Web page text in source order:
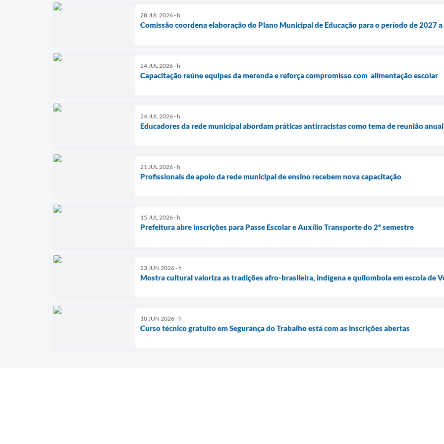
28 JUL 2026 - h
Comissão coordena elaboração do Plano Municipal de Educação para o período de 2027
24 JUL 2026 - h
Capacitação reúne equipes da merenda e reforça compromisso com alimentação escolar
24 JUL 2026 - h
Educadores da rede municipal abordam práticas antirracistas como tema de reunião anual
21 JUL 2026 - h
Profissionais de apoio da rede municipal de ensino recebem nova capacitação
15 JUL 2026 - h
Prefeitura abre inscrições para Passe Escolar e Auxílio Transporte do 2º semestre
23 JUN 2026 - h
Mostra cultural valoriza as tradições afro-brasileira, indígena e quilombola em escola de
10 JUN 2026 - h
Curso técnico gratuito em Segurança do Trabalho está com as inscrições abertas